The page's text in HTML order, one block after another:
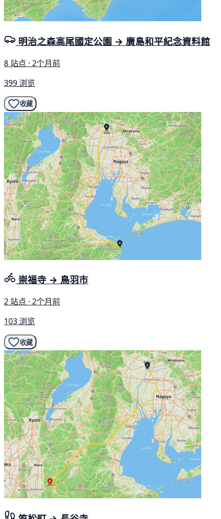
明治之森高尾國定公園 → 廣島和平紀念資料館
8 站点 · 2个月前
399 浏览
收藏
崇福寺 → 鳥羽市
2 站点 · 2个月前
103 浏览
收藏